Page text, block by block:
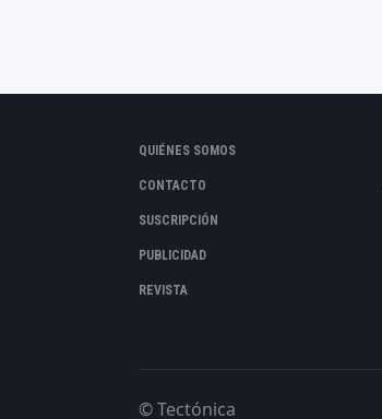
QUIÉNES SOMOS
CONTACTO
SUSCRIPCIÓN
PUBLICIDAD
REVISTA
© Tectónica